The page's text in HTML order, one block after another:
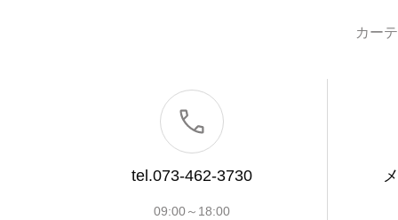
カー
tel.073-462-3730
09:00～18:00